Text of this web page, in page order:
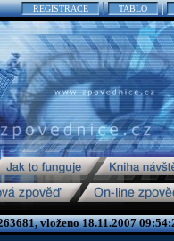
REGISTRACE TABLO
vloženo 18.11.2007